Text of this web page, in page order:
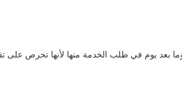
بعد يوم في طلب الخدمة منها لأنها تحرص على